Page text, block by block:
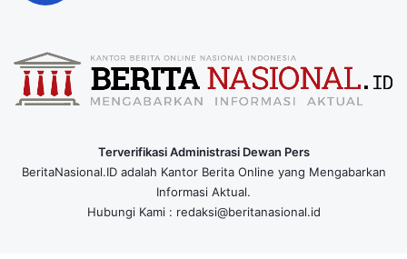
Terverifikasi Administrasi Dewan Pers
BeritaNasional.ID adalah Kantor Berita Online yang Mengabarkan
Informasi Aktual.
Hubungi Kami : redaksi@beritanasional.id